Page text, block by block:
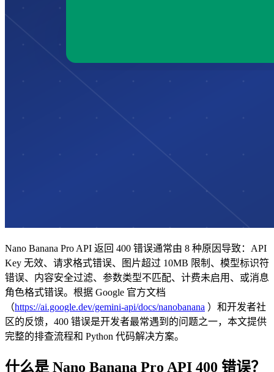
Nano Banana Pro API 返回 400 错误通常由 8 种原因导致：API
Key 无效、请求格式错误、图片超过 10MB 限制、模型标识符
错误、内容安全过滤、参数类型不匹配、计费未启用、或消息
角色格式错误。根据 Google 官方文档
（https://ai.google.dev/gemini-api/docs/nanobanana ）和开发者社
区的反馈，400 错误是开发者最常遇到的问题之一，本文提供
完整的排查流程和 Python 代码解决方案。
什么是 Nano Banana Pro API 400 错误？